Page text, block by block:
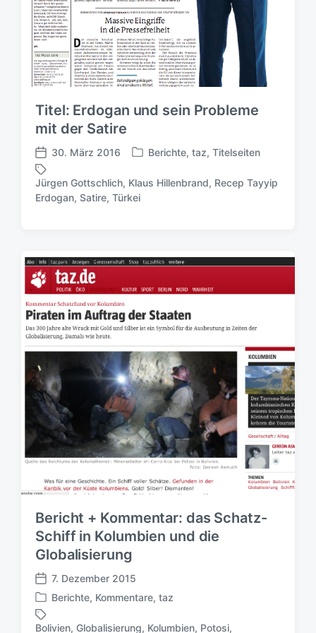
Titel: Erdogan und sein Probleme
mit der Satire
V
e
r
ö
n
t
l
i
c
h
u
n
g
s
t
u
30. März 2016
V
r
ö
n
l
i
c
t
i
n
Berichte, taz, Titelseiten
S
g
w
ö
r
t
e
r
Jürgen Gottschlich, Klaus Hillenbrand, Recep Tayyip
Erdogan, Satire, Türkei
Bericht + Kommentar: das Schatz-
Schiff in Kolumbien und die
Globalisierung
V
e
r
ö
7. Dezember 2015
V
e
Berichte, Kommentare, taz
Bolivien, Globalisierung, Kolumbien, Potosi,